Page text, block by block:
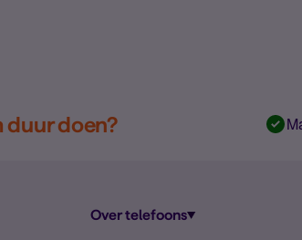
duur doen?
Over telefoons